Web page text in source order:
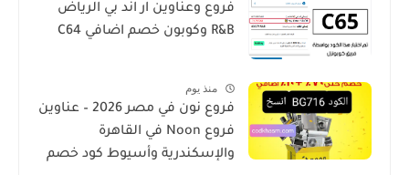
فروع وعناوين ار اند بي الرياض
R&B وكوبون خصم اضافي C64
منذ يوم
فروع نون في مصر 2026 – عناوين
فروع Noon في القاهرة
والإسكندرية وأسيوط كود خصم